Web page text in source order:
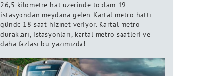
26,5 kilometre hat üzerinde toplam 19
istasyondan meydana gelen Kartal metro hattı
günde 18 saat hizmet veriyor. Kartal metro
durakları, istasyonları, kartal metro saatleri ve
daha fazlası bu yazımızda!